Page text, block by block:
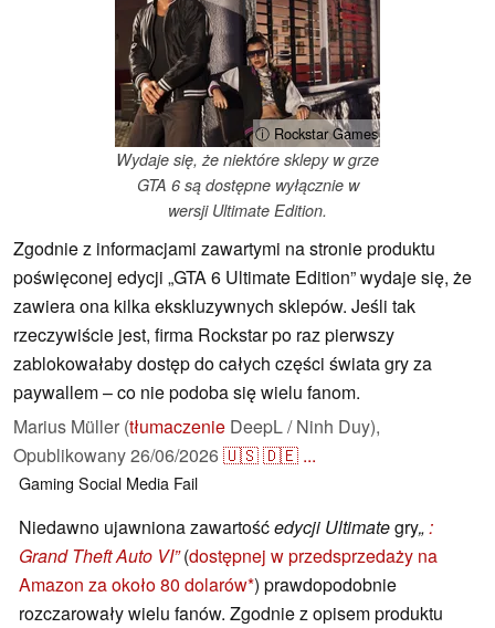
ⓘ Rockstar Games
Wydaje się, że niektóre sklepy w grze
GTA 6 są dostępne wyłącznie w
wersji Ultimate Edition.
Zgodnie z informacjami zawartymi na stronie produktu
poświęconej edycji „GTA 6 Ultimate Edition” wydaje się, że
zawiera ona kilka ekskluzywnych sklepów. Jeśli tak
rzeczywiście jest, firma Rockstar po raz pierwszy
zablokowałaby dostęp do całych części świata gry za
paywallem – co nie podoba się wielu fanom.
Marius Müller (tłumaczenie DeepL / Ninh Duy),
Opublikowany26/06/2026🇺🇸🇩🇪 ...
Gaming Social Media Fail
Niedawno ujawniona zawartośćedycji Ultimategry„:
Grand Theft Auto VI”(dostępnej w przedsprzedaży na
Amazon za około 80 dolarów ) prawdopodobnie
rozczarowały wielu fanów. Zgodnie z opisem produktu